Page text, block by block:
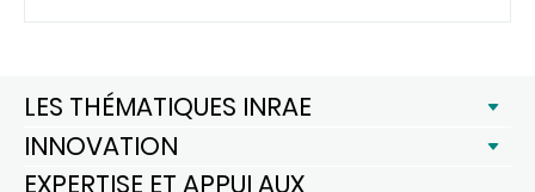
LES THÉMATIQUES INRAE
INNOVATION
EXPERTISE ET APPUI AUX